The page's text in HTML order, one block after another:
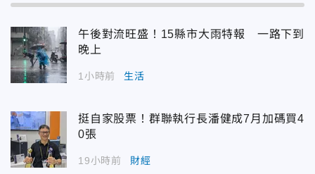
午後對流旺盛！15縣市大雨特報 一路下到
晚上
1小時前 生活
挺自家股票！群聯執行長潘健成7月加碼買4
0張
19小時前 財經